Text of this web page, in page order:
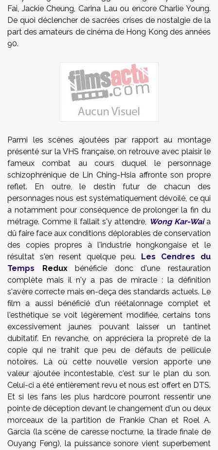
Fai, Jackie Cheung, Carina Lauou encoreCharlie Young.
De quoi déclencher de sacrées crises de nostalgie de la
part des amateurs de cinéma de Hong Kong des années
90.
Parmi les scènes ajoutées par rapport au montage
présenté sur la VHS française, on retrouve avec plaisir le
fameux combat au cours duquel le personnage
schizophrénique de Lin Ching-Hsia affronte son propre
reflet. En outre, le destin futur de chacun des
personnages nous est systématiquement dévoilé, ce qui
a notamment pour conséquence de prolonger la fin du
métrage. Comme il fallait s'y attendre, Wong Kar-Waia
dû faire face aux conditions déplorables de conservation
des copies propres à l'industrie hongkongaise et le
résultat s'en resent quelque peu. Les Cendres du
Temps Reduxbénéficie donc d'une restauration
complète mais il n'y a pas de miracle : la définition
s'avère correcte mais en-deça des standards actuels. Le
film a aussi bénéficié d'un réétalonnage complet et
l'esthétique se voit légèrement modifiée, certains tons
excessivement jaunes pouvant laisser un tantinet
dubitatif. En revanche, on appréciera la propreté de la
copie qui ne trahit que peu de défauts de pellicule
notoires. Là où cette nouvelle version apporte une
valeur ajoutée incontestable, c'est sur le plan du son.
Celui-ci a été entièrement revu et nous est offert en DTS.
Et si les fans les plus hardcore pourront ressentir une
pointe de déception devant le changement d'un ou deux
morceaux de la partition de Frankie Chan et Roel A.
Garcia (la scène de caresse nocturne, la tirade finale de
Ouyang Feng), la puissance sonore vient superbement